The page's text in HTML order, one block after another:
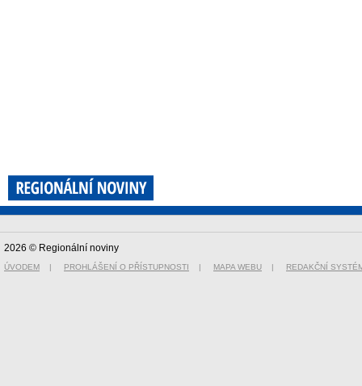
2026 © Regionální noviny
ÚVODEM | PROHLÁŠENÍ O PŘÍSTUPNOSTI | MAPA WEBU | REDAKČNÍ